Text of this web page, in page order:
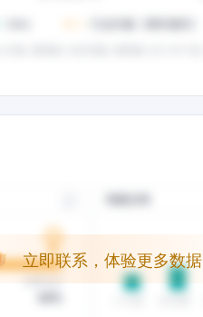
立即联系，体验更多数据